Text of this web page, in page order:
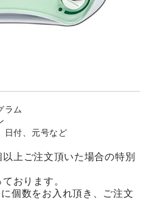
ラム
付、元号など
以上ご注文頂いた場合の特別
おります。
個数をお入れ頂き、ご注文